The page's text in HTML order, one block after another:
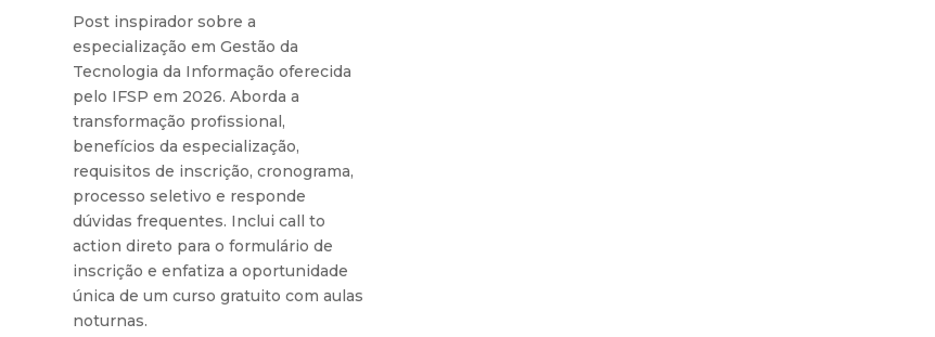
Post inspirador sobre a
especialização em Gestão da
Tecnologia da Informação oferecida
pelo IFSP em 2026. Aborda a
transformação profissional,
benefícios da especialização,
requisitos de inscrição, cronograma,
processo seletivo e responde
dúvidas frequentes. Inclui call to
action direto para o formulário de
inscrição e enfatiza a oportunidade
única de um curso gratuito com aulas
noturnas.